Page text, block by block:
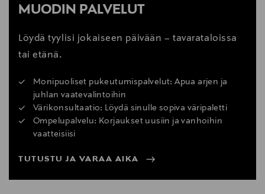
MUODIN PALVELUT
Löydä tyylisi jokaiseen päivään – tavarataloissa
tai etänä.
Monipuoliset pukeutumispalvelut: Apua arjen ja
juhlan vaatevalintoihin
Värikonsultaatio: Löydä sinulle sopiva väripaletti
Ompelupalvelu: Korjaukset uusiin ja vanhoihin
vaatteisiisi
TUTUSTU JA VARAA AIKA